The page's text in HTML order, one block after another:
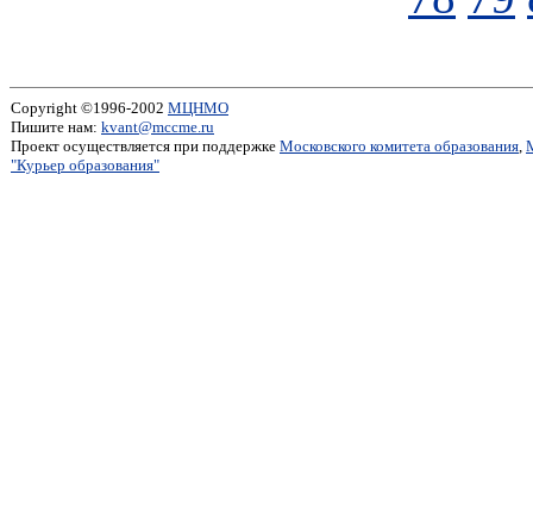
Copyright ©1996-2002 МЦНМО
Пишите нам: kvant@mccme.ru
Проект осуществляется при поддержке Московского комитета образования,
"Курьер образования"